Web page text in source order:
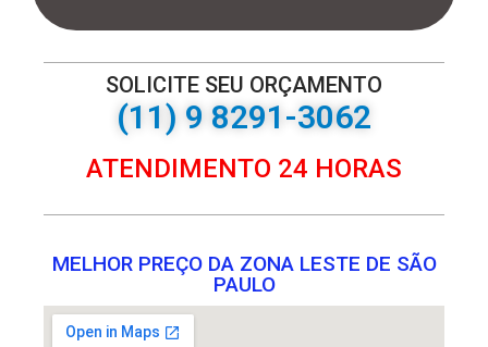
SOLICITE SEU ORÇAMENTO
(11) 9 8291-3062
ATENDIMENTO 24 HORAS
MELHOR PREÇO DA ZONA LESTE DE SÃO
PAULO